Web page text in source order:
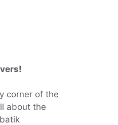
corner of the
about the